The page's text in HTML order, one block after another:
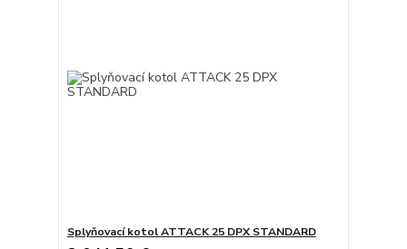
Splyňovací kotol ATTACK 25 DPX STANDARD